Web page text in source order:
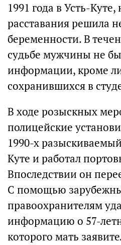
1991 года в Усть-Куте,
расставания решила
беременности. В
судьбе мужчины не
информации, кроме
сохранившихся в
В ходе розыскных
полицейские
1990-х
Куте и работал
Впоследствии он
С помощью
правоохранителям
информацию о 57-
которого мать